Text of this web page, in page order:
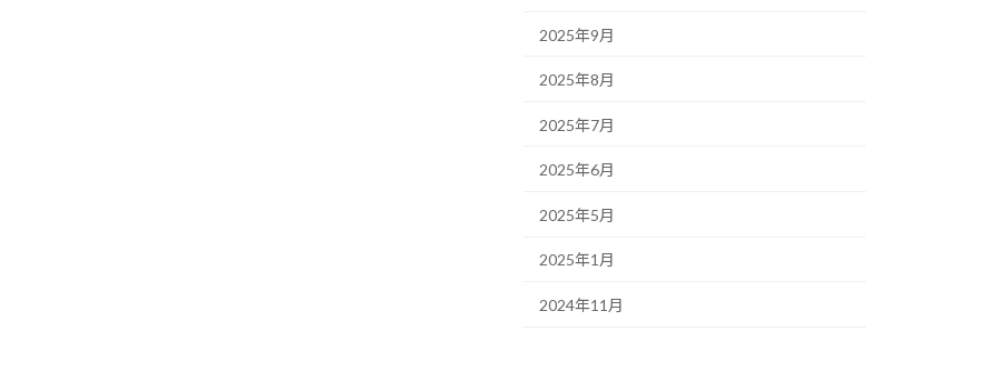
2025年9月
2025年8月
2025年7月
2025年6月
2025年5月
2025年1月
2024年11月